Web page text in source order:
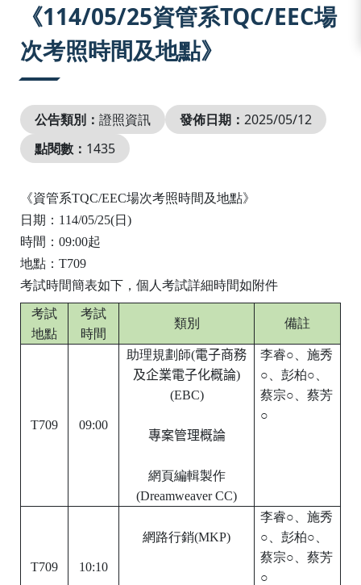
《114/05/25資管系TQC/EEC場
次考照時間及地點》
公告類別： 證照資訊 發佈日期： 2025/05/12
點閱數： 1435
《資管系TQC/EEC場次考照時間及地點》
日期： 114/05/25(日 )
時間： 09:00起
地點： T709
考試時間簡表如下， 個人考試詳細時間如附件
考試
地點
考試
時間
類別 備註
T709 09:00
助理規劃師(電子商務
及企業電子化概論)
(EBC)
專案管理概論
網頁編輯製作
(Dreamweaver CC)
李睿○ 、施秀
○ 、彭柏○
蔡宗○ 、蔡芳
○
T709 10:10
網路行銷(MKP)
李睿○ 、施秀
○ 、彭柏○
蔡宗○ 、蔡芳
○